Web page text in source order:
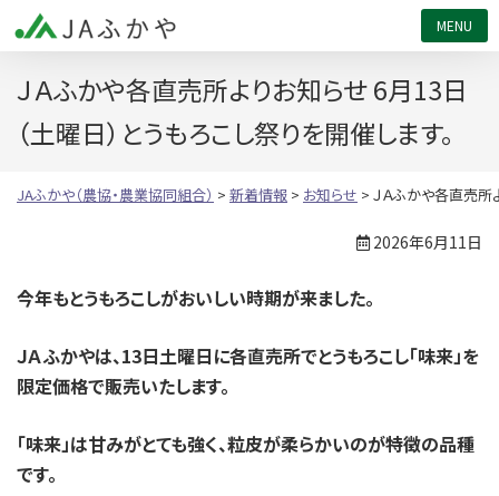
ＪＡふかや各直売所よりお知らせ 6月13日
（土曜日）とうもろこし祭りを開催します。
JAふかや（農協・農業協同組合） > 新着情報 > お知らせ > ＪＡふかや各直売所
2026年6月11日
今年もとうもろこしがおいしい時期が来ました。
ＪＡふかやは、13日土曜日に各直売所でとうもろこし「味来」を
限定価格で販売いたします。
「味来」は甘みがとても強く、粒皮が柔らかいのが特徴の品種
です。